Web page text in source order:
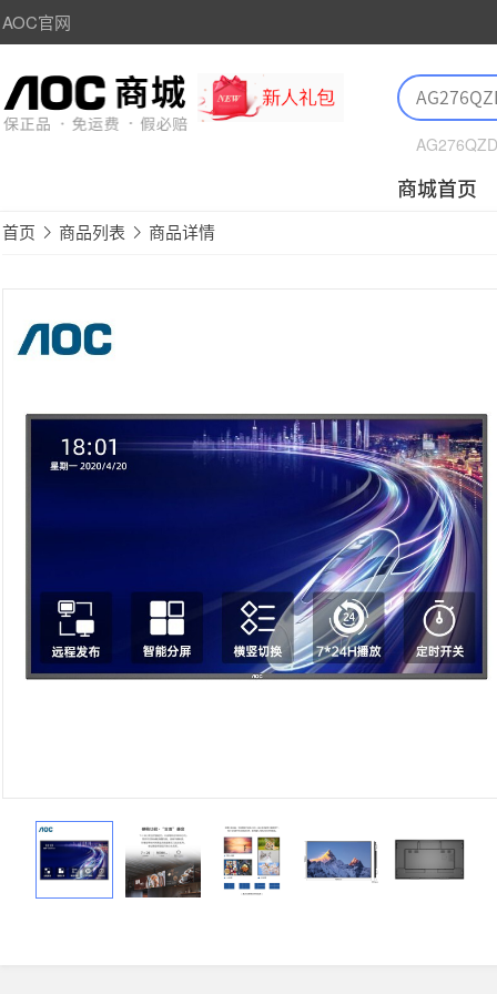
AOC官网
AG276QZD
商城首页
首页 商品列表 商品详情